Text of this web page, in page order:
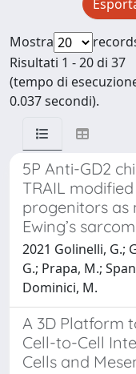
Mostra
Risultati 1 - 20 di 37
(tempo di
0.037 secondi).
5P Anti-GD2
TRAIL
progenitors as
Ewing’s
2021 Golinelli, G.;
G.; Prapa, M.;
Dominici, M.
A 3D Platform
Cell-to-Cell
Cells and